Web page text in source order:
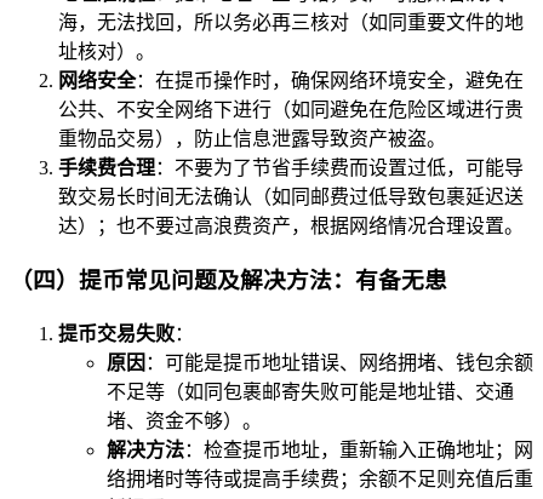
海，无法找回，所以务必再三核对（如同重要文件的地
址核对）。
网络安全：在提币操作时，确保网络环境安全，避免在
公共、不安全网络下进行（如同避免在危险区域进行贵
重物品交易），防止信息泄露导致资产被盗。
手续费合理：不要为了节省手续费而设置过低，可能导
致交易长时间无法确认（如同邮费过低导致包裹延迟送
达）；也不要过高浪费资产，根据网络情况合理设置。
（四）提币常见问题及解决方法：有备无患
提币交易失败：
原因 ：可能是提币地址错误、网络拥堵、钱包余额
不足等（如同包裹邮寄失败可能是地址错、交通
堵、资金不够）。
解决方法：检查提币地址，重新输入正确地址；网
络拥堵时等待或提高手续费；余额不足则充值后重